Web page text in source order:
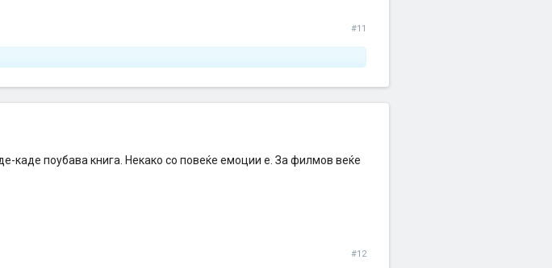
#11
каде поубава книга. Некако со повеќе емоции е. За филмов веќе
#12